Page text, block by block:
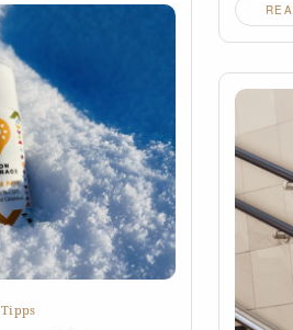
Tipps